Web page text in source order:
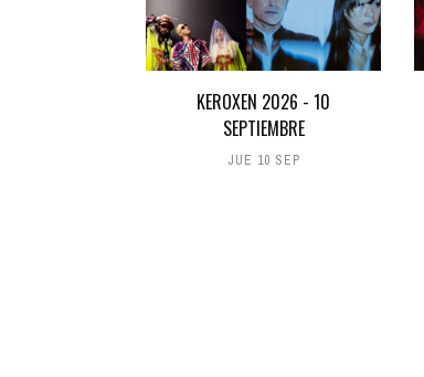
KEROXEN 2026 - 10
SEPTIEMBRE
JUE 10 SEP